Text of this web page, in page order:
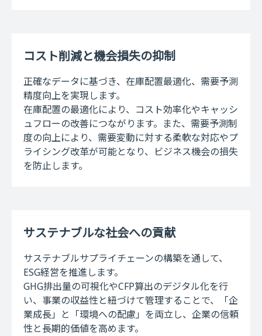
コスト削減と機会損失の抑制
正確なデータに基づき、在庫配置最適化、需要予測
精度向上を実現します。
在庫配置の最適化により、コスト効率化やキャッシ
ュフローの改善につながります。また、需要予測制
度の向上により、需要変動に対する柔軟な対応やプ
ライシング改革が可能となり、ビジネス機会の損失
を防止します。
サステナブルな社会への貢献
サステナブルサプライチェーンの構築を通して、
ESG経営を推進します。
GHG排出量の可視化やCFP算出のデジタル化を行
い、事業の収益性と紐づけて管理することで、「企
業成長」と「環境への配慮」を両立し、企業の信頼
性と長期的価値を高めます。